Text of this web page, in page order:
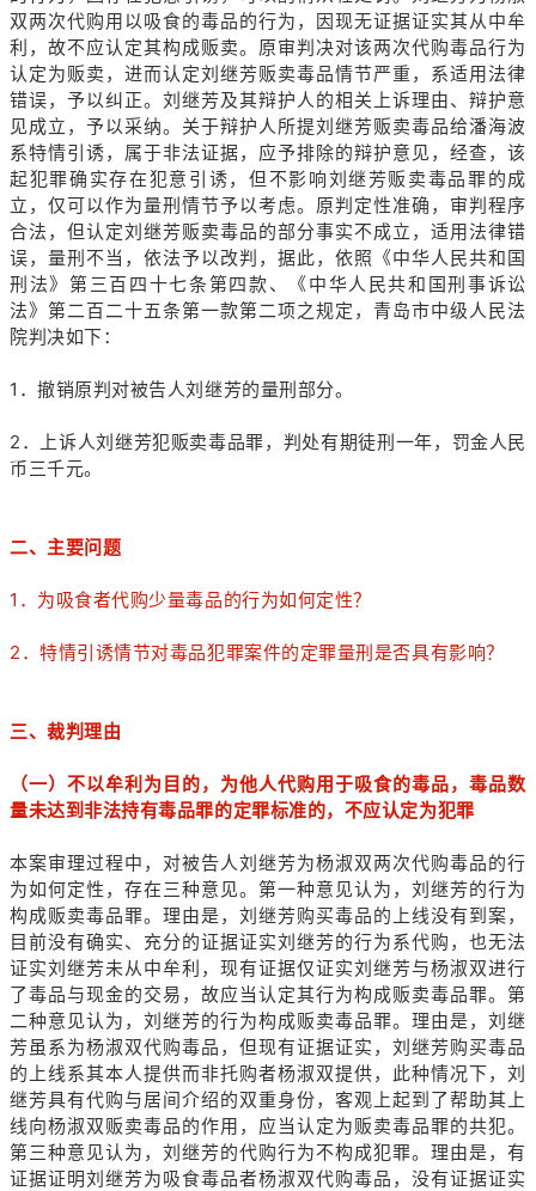
双两次代购用以吸食的毒品的行为，因现无证据证实其从中牟
利，故不应认定其构成贩卖。原审判决对该两次代购毒品行为
认定为贩卖，进而认定刘继芳贩卖毒品情节严重，系适用法律
错误，予以纠正。刘继芳及其辩护人的相关上诉理由、辩护意
见成立，予以采纳。关于辩护人所提刘继芳贩卖毒品给潘海波
系特情引诱，属于非法证据，应予排除的辩护意见，经查，该
起犯罪确实存在犯意引诱，但不影响刘继芳贩卖毒品罪的成
立，仅可以作为量刑情节予以考虑。原判定性准确，审判程序
合法，但认定刘继芳贩卖毒品的部分事实不成立，适用法律错
误，量刑不当，依法予以改判，据此，依照《中华人民共和国
刑法》第三百四十七条第四款、《中华人民共和国刑事诉讼
法》第二百二十五条第一款第二项之规定，青岛市中级人民法
院判决如下：
1．撤销原判对被告人刘继芳的量刑部分。
2．上诉人刘继芳犯贩卖毒品罪，判处有期徒刑一年，罚金人民
币三千元。
二、主要问题
1．为吸食者代购少量毒品的行为如何定性？
2．特情引诱情节对毒品犯罪案件的定罪量刑是否具有影响？
三、裁判理由
（一）不以牟利为目的，为他人代购用于吸食的毒品，毒品数
量未达到非法持有毒品罪的定罪标准的，不应认定为犯罪
本案审理过程中，对被告人刘继芳为杨淑双两次代购毒品的行
为如何定性，存在三种意见。第一种意见认为，刘继芳的行为
构成贩卖毒品罪。理由是，刘继芳购买毒品的上线没有到案，
目前没有确实、充分的证据证实刘继芳的行为系代购，也无法
证实刘继芳未从中牟利，现有证据仅证实刘继芳与杨淑双进行
了毒品与现金的交易，故应当认定其行为构成贩卖毒品罪。第
二种意见认为，刘继芳的行为构成贩卖毒品罪。理由是，刘继
芳虽系为杨淑双代购毒品，但现有证据证实，刘继芳购买毒品
的上线系其本人提供而非托购者杨淑双提供，此种情况下，刘
继芳具有代购与居间介绍的双重身份，客观上起到了帮助其上
线向杨淑双贩卖毒品的作用，应当认定为贩卖毒品罪的共犯。
第三种意见认为，刘继芳的代购行为不构成犯罪。理由是，有
证据证明刘继芳为吸食毒品者杨淑双代购毒品，没有证据证实